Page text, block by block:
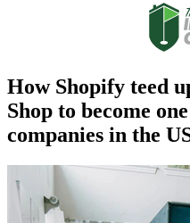
How Shopify teed
Shop to become
companies in the